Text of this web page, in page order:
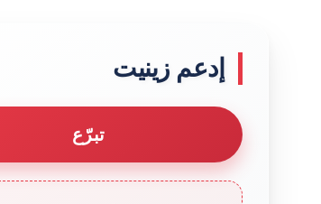
إدعم زينيت
تبرّع